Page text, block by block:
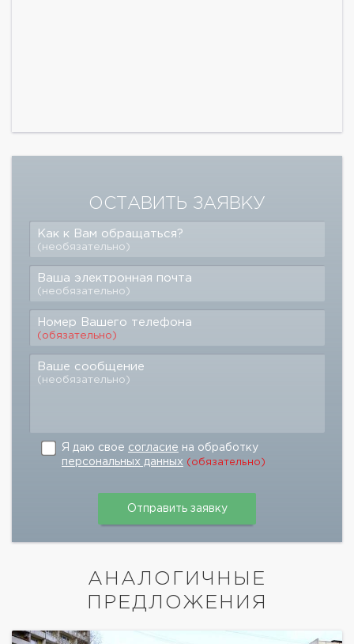
ОСТАВИТЬ ЗАЯВКУ
Как к Вам обращаться?
(необязательно)
Ваша электронная почта
(необязательно)
Номер Вашего телефона
(обязательно)
Ваше сообщение
(необязательно)
Я даю свое согласие на обработку
персональных данных (обязательно)
АНАЛОГИЧНЫЕ
ПРЕДЛОЖЕНИЯ